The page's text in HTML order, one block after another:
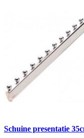
Schuine presentatie